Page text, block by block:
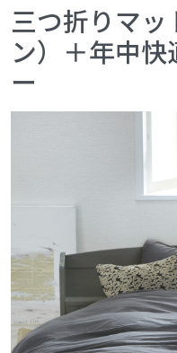
三つ折りマ
ン）＋年中
ー